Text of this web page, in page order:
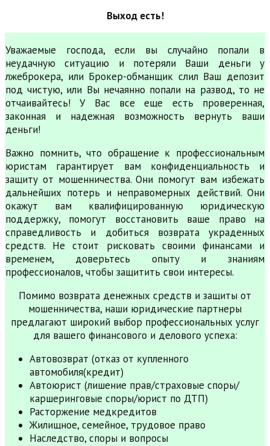
Выход есть!
Уважаемые господа, если вы случайно попали в
неудачную ситуацию и потеряли Ваши деньги у
лжеброкера, или Брокер-обманщик слил Ваш депозит
под чистую, или Вы нечаянно попали на развод, то не
отчаивайтесь! У Вас все еще есть проверенная,
законная и надежная возможность вернуть ваши
деньги!
Важно помнить, что обращение к профессиональным
юристам гарантирует вам конфиденциальность и
защиту от мошенничества. Они помогут вам избежать
дальнейших потерь и неправомерных действий. Они
окажут вам квалифицированную юридическую
поддержку, помогут восстановить ваше право на
справедливость и добиться возврата украденных
средств. Не стоит рисковать своими финансами и
временем, доверьтесь опыту и знаниям
профессионалов, чтобы защитить свои интересы.
Помимо возврата денежных средств и защиты от
мошенничества, наши юридические партнеры
предлагают широкий выбор профессиональных услуг
для вашего финансового и делового успеха:
Автовозврат (отказ от купленного
автомобиля(кредит)
Автоюрист (лишение прав/страховые споры/
каршеринговые споры/юрист по ДТП)
Расторжение медкредитов
Жилищное, семейное, трудовое право
Наследство, споры и вопросы